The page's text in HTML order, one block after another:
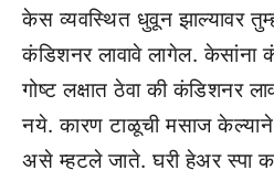
केस व्यवस्थित धुवून झाल्यावर
कंडिशनर लावावे लागेल. केसांना
गोष्ट लक्षात ठेवा की कंडिशनर
नये. कारण टाळूची मसाज
असे म्हटले जाते. घरी हेअर स्पा